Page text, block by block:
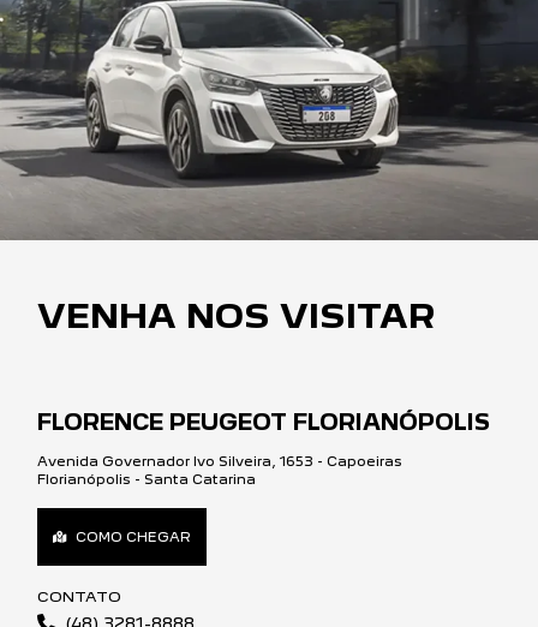
VENHA NOS VISITAR
FLORENCE PEUGEOT FLORIANÓPOLIS
Avenida Governador Ivo Silveira, 1653 - Capoeiras
Florianópolis - Santa Catarina
COMO CHEGAR
CONTATO